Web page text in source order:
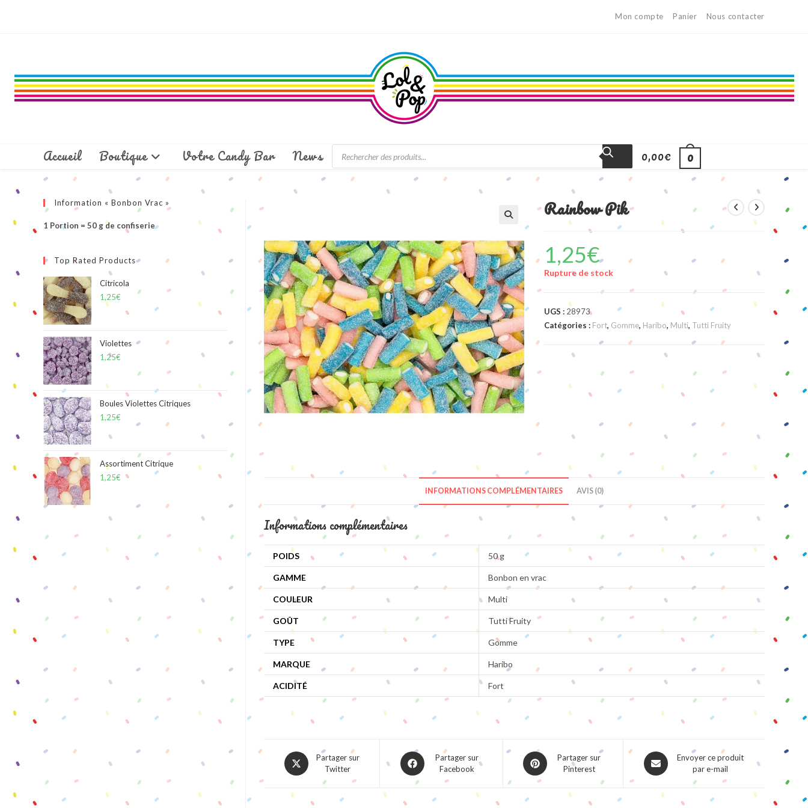
Mon compte Panier Nous contacter
Accueil Boutique Votre Candy Bar News
de
produits
0,00€ 0
Rainbow Pik
1,25€
Rupture de stock
UGS : 28973
Catégories : Fort, Gomme, Haribo, Multi, Tutti Fruity
INFORMATIONS COMPLÉMENTAIRES AVIS (0)
Informations complémentaires
POIDS 50 g
GAMME Bonbon en vrac
COULEUR Multi
GOÛT Tutti Fruity
TYPE Gomme
MARQUE Haribo
ACIDITÉ Fort
Opens
in
new
Partager sur
Twitter
Opens
in
Partager sur
Facebook
Opens
in
Partager sur
Pinterest
Opens
in
Envoyer ce produit
par e-mail
Information « Bonbon Vrac »
1 Portion = 50 g de confiserie
Top Rated Products
Citricola
1,25€
Violettes
1,25€
Boules Violettes Citriques
1,25€
Assortiment Citrique
1,25€